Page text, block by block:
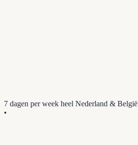
7 dagen per week heel Nederland & België
•